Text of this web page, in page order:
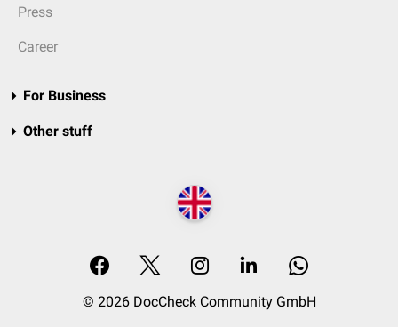
Press
Career
For Business
Other stuff
© 2026 DocCheck Community GmbH